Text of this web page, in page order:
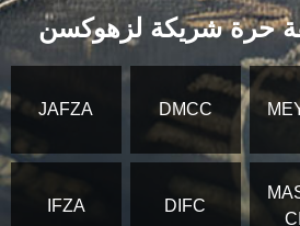
حرة شريكة لزهوكسن
JAFZA DMCC
IFZA DIFC